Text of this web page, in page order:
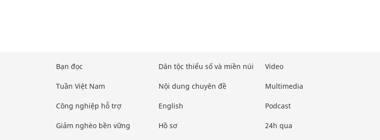
Bạn đọc
Tuần Việt Nam
Công nghiệp hỗ trợ
Giảm nghèo bền vững
Dân tộc thiểu số và miền núi
Nội dung chuyên đề
English
Hồ sơ
Video
Multimedia
Podcast
24h qua